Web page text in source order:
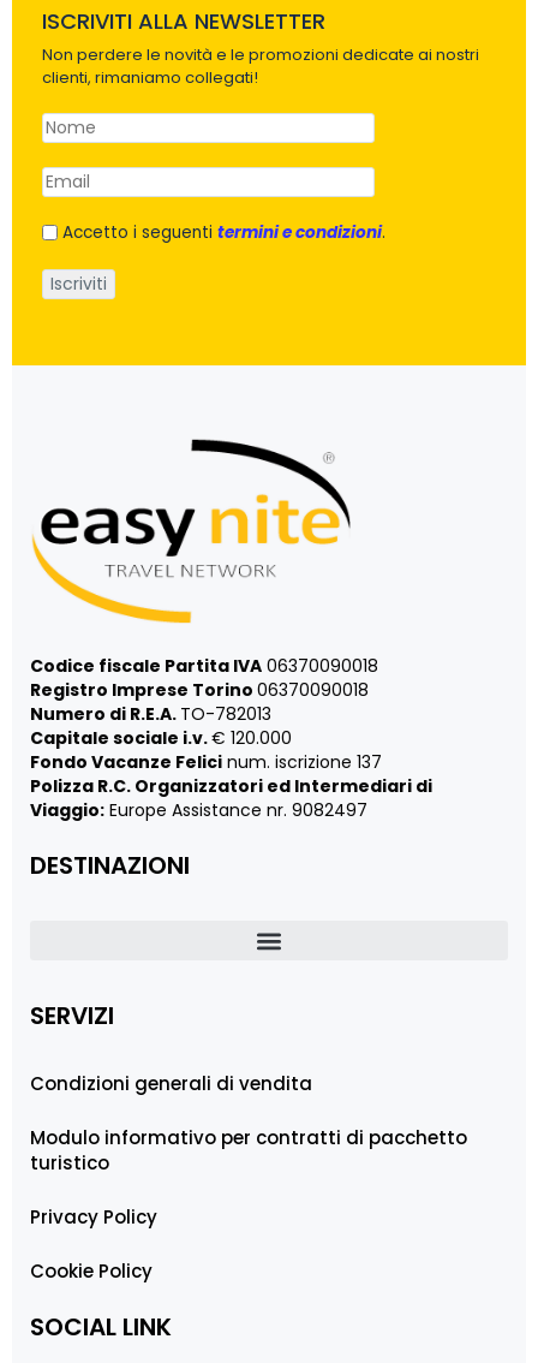
ISCRIVITI ALLA NEWSLETTER
Non perdere le novità e le promozioni dedicate ai nostri
clienti, rimaniamo collegati!
Accetto i seguenti termini e condizioni.
Codice fiscale Partita IVA 06370090018
Registro Imprese Torino 06370090018
Numero di R.E.A. TO-782013
Capitale sociale i.v.€ 120.000
Fondo Vacanze Felici num. iscrizione 137
Polizza R.C. Organizzatori ed Intermediari di
Viaggio: Europe Assistance nr. 9082497
DESTINAZIONI
SERVIZI
Condizioni generali di vendita
Modulo informativo per contratti di pacchetto
turistico
Privacy Policy
Cookie Policy
SOCIAL LINK